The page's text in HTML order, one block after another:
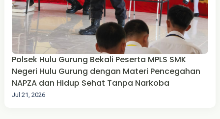
Polsek Hulu Gurung Bekali Peserta MPLS SMK
Negeri Hulu Gurung dengan Materi Pencegahan
NAPZA dan Hidup Sehat Tanpa Narkoba
Jul 21, 2026